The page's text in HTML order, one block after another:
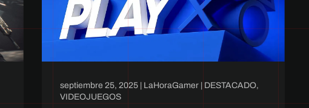
septiembre 25, 2025| LaHoraGamer| DESTACADO,
VIDEOJUEGOS